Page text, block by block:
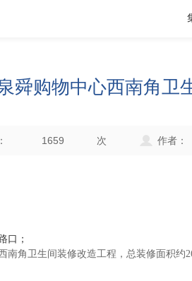
舜购物中心西南角卫
1659 次 作者：
口 ；
南角卫生间装修改造工程，总装修面积约